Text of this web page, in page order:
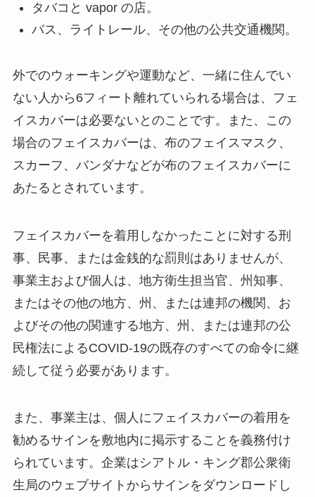
タバコと vapor の店。
バス、ライトレール、その他の公共交通機関。
外でのウォーキングや運動など、一緒に住んでい
ない人から6フィート離れていられる場合は、フェ
イスカバーは必要ないとのことです。また、この
場合のフェイスカバーは、布のフェイスマスク、
スカーフ、バンダナなどが布のフェイスカバーに
あたるとされています。
フェイスカバーを着用しなかったことに対する刑
事、民事、または金銭的な罰則はありませんが、
事業主および個人は、地方衛生担当官、州知事、
またはその他の地方、州、または連邦の機関、お
よびその他の関連する地方、州、または連邦の公
民権法によるCOVID-19の既存のすべての命令に継
続して従う必要があります。
また、事業主は、個人にフェイスカバーの着用を
勧めるサインを敷地内に掲示することを義務付け
られています。企業はシアトル・キング郡公衆衛
生局のウェブサイトからサインをダウンロードし